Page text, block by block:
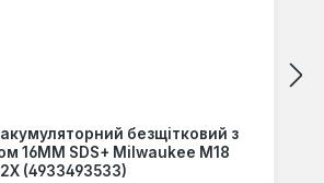
безщітковий з
16MM SDS+ Milwaukee M18
(4933493533)